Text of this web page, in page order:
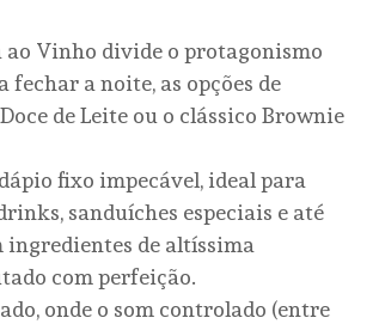
ao Vinho divide o protagonismo
fechar a noite, as opções de
de Leite ou o clássico Brownie
fixo impecável, ideal para
sanduíches especiais e até
ingredientes de altíssima
com perfeição.
onde o som controlado (entre